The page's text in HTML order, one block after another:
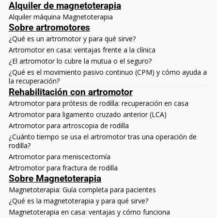
Alquiler de magnetoterapia
Alquiler máquina Magnetoterapia
Sobre artromotores
¿Qué es un artromotor y para qué sirve?
Artromotor en casa: ventajas frente a la clínica
¿El artromotor lo cubre la mutua o el seguro?
¿Qué es el movimiento pasivo continuo (CPM) y cómo ayuda a
la recuperación?
Rehabilitación con artromotor
Artromotor para prótesis de rodilla: recuperación en casa
Artromotor para ligamento cruzado anterior (LCA)
Artromotor para artroscopia de rodilla
¿Cuánto tiempo se usa el artromotor tras una operación de
rodilla?
Artromotor para meniscectomía
Artromotor para fractura de rodilla
Sobre Magnetoterapia
Magnetoterapia: Guía completa para pacientes
¿Qué es la magnetoterapia y para qué sirve?
Magnetoterapia en casa: ventajas y cómo funciona